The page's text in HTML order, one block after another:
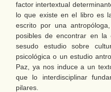
factor intertextual
lo que existe en el libro es
escrito por una
posibles de encontrar en la
sesudo estudio sobre
psicológica o un estudio
Paz, ya nos induce a un
que lo interdisciplinar
pilares.